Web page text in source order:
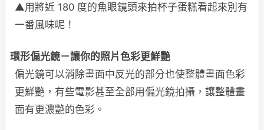
▲用將近 180 度的魚眼鏡頭來拍杯子蛋糕看起來別有
一番風味呢！
環形偏光鏡－讓你的照片色彩更鮮艷
偏光鏡可以消除畫面中反光的部分也使整體畫面色彩
更鮮艷，有些電影甚至全部用偏光鏡拍攝，讓整體畫
面有更濃艷的色彩。